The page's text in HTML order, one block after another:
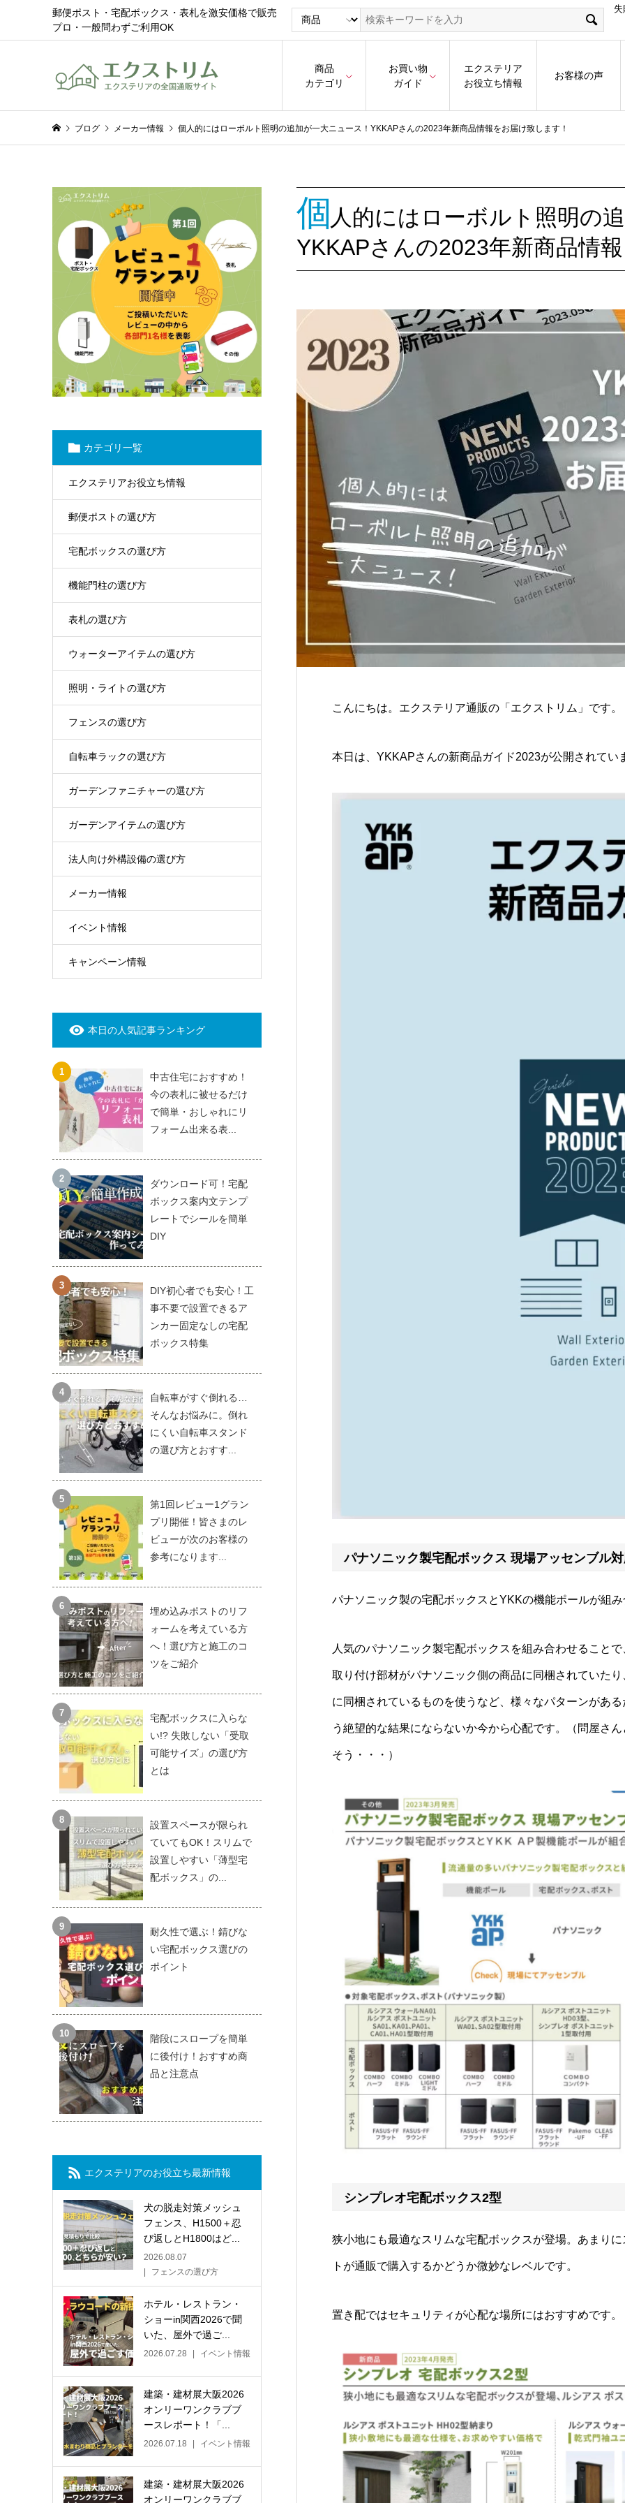
郵便ポスト・宅配ボックス・表札を激安価格で販売
プロ・一般問わずご利用OK
商品
カテゴリ
お買い物
ガイド
エクステリア
お役立ち情報
お客様の声
ブログ メーカー情報 個人的にはローボルト照明の追加が一大ニュース！YKKAPさんの2023年新商品情報をお届け致します！
個 人的にはローボルト照明の
YKKAPさんの2023年新商品情
こんにちは。エクステリア通販の「エクストリム」です。
本日は、YKKAPさんの新商品ガイド2023が公開されてい
パナソニック製宅配ボックス 現場アッセンブル
パナソニック製の宅配ボックスとYKKの機能ポールが組
人気のパナソニック製宅配ボックスを組み合わせること
取り付け部材がパナソニック側の商品に同梱されていた
に同梱されているものを使うなど、様々なパターンがあ
う絶望的な結果にならないか今から心配です。（問屋さ
そう・・・）
シンプレオ宅配ボックス2型
狭小地にも最適なスリムな宅配ボックスが登場。あまり
トが通販で購入するかどうか微妙なレベルです。
置き配ではセキュリティが心配な場所にはおすすめです。
カテゴリ一覧
エクステリアお役立ち情報
郵便ポストの選び方
宅配ボックスの選び方
機能門柱の選び方
表札の選び方
ウォーターアイテムの選び方
照明・ライトの選び方
フェンスの選び方
自転車ラックの選び方
ガーデンファニチャーの選び方
ガーデンアイテムの選び方
法人向け外構設備の選び方
メーカー情報
イベント情報
キャンペーン情報
本日の人気記事ランキング
中古住宅におすすめ！
今の表札に被せるだけ
で簡単・おしゃれにリ
フォーム出来る表...
ダウンロード可！宅配
ボックス案内文テンプ
レートでシールを簡単
DIY
DIY初心者でも安心！工
事不要で設置できるア
ンカー固定なしの宅配
ボックス特集
自転車がすぐ倒れる…
そんなお悩みに。倒れ
にくい自転車スタンド
の選び方とおすす...
第1回レビュー1グラン
プリ開催！皆さまのレ
ビューが次のお客様の
参考になります...
埋め込みポストのリフ
ォームを考えている方
へ！選び方と施工のコ
ツをご紹介
宅配ボックスに入らな
い!? 失敗しない「受取
可能サイズ」の選び方
とは
設置スペースが限られ
ていてもOK！スリムで
設置しやすい「薄型宅
配ボックス」の...
耐久性で選ぶ！錆びな
い宅配ボックス選びの
ポイント
階段にスロープを簡単
に後付け！おすすめ商
品と注意点
エクステリアのお役立ち最新情報
犬の脱走対策メッシュ
フェンス、H1500＋忍
び返しとH1800はど...
2026.08.07
フェンスの選び方
ホテル・レストラン・
ショーin関西2026で聞
いた、屋外で過ご...
2026.07.28 イベント情報
建築・建材展大阪2026
オンリーワンクラブブ
ースレポート！「...
2026.07.18 イベント情報
建築・建材展大阪2026
オンリーワンクラブブ